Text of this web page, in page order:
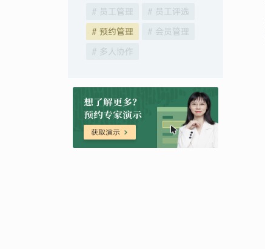
# 员工管理
# 员工评选
# 预约管理
# 会员管理
# 多人协作